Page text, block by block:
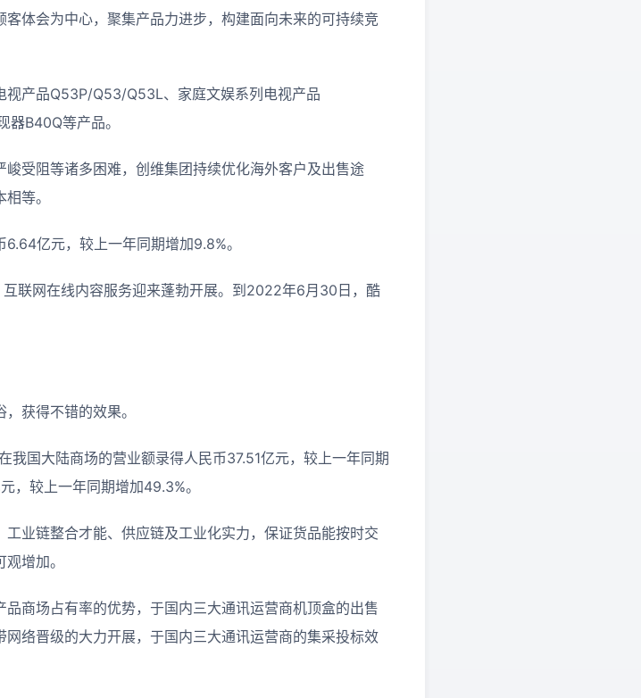
体会为中心，聚集产品力进步，构建面向未来的可持续竞
产品Q53P/Q53/Q53L、家庭文娱系列电视产品
B40Q等产品。
受阻等诸多困难，创维集团持续优化海外客户及出售途
等。
亿元，较上一年同期增加9.8%。
联网在线内容服务迎来蓬勃开展。到2022年6月30日，酷
获得不错的效果。
国大陆商场的营业额录得人民币37.51亿元，较上一年同期
，较上一年同期增加49.3%。
业链整合才能、供应链及工业化实力，保证货品能按时交
增加。
商场占有率的优势，于国内三大通讯运营商机顶盒的出售
络晋级的大力开展，于国内三大通讯运营商的集采投标效